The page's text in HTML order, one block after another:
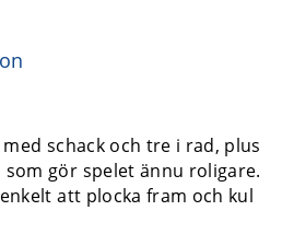
schack och tre i rad, plus
gör spelet ännu roligare.
att plocka fram och kul